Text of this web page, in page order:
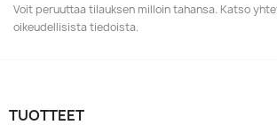
Voit peruuttaa tilauksen milloin tahansa. Katso
oikeudellisista tiedoista.
TUOTTEET